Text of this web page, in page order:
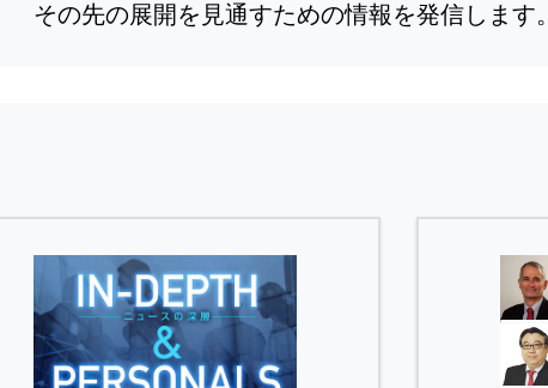
その先の展開を見通すための情報を発信します。